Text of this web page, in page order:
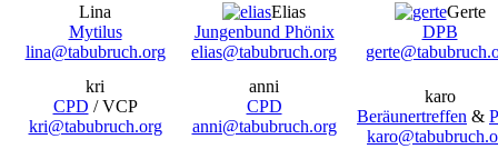
Lina
Mytilus
lina@tabubruch.org
Elias
Jungenbund Phönix
elias@tabubruch.org
Gerte
DPB
kri
CPD / VCP
kri@tabubruch.org
anni
CPD
anni@tabubruch.org
karo
Beräunertreffen &